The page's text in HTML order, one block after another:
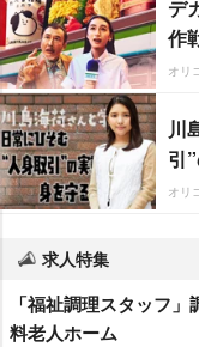
デ
作
オリ
川
引
オリ
求人特集
「福祉調理スタッフ
料老人ホーム